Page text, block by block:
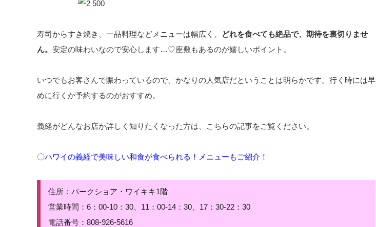
寿司からすき焼き、一品料理などメニューは幅広く、
どれを食べても絶品で、期待を裏切りませ
ん。 安定の味わいなので安心します…♡座敷もあるのが嬉しいポイント。
いつでもお客さんで賑わっているので、かなりの人気店だということは明らかです。行く時には早
めに行くか予約するのがおすすめ。
義経がどんなお店か詳しく知りたくなった方は、こちらの記事をご覧ください。
〇ハワイの義経で美味しい和食が食べられる！メニューもご紹介！
住所：パークショア・ワイキキ1階
営業時間：6：00-10：30、11：00-14：30、17：30-22：30
電話番号：808-926-5616